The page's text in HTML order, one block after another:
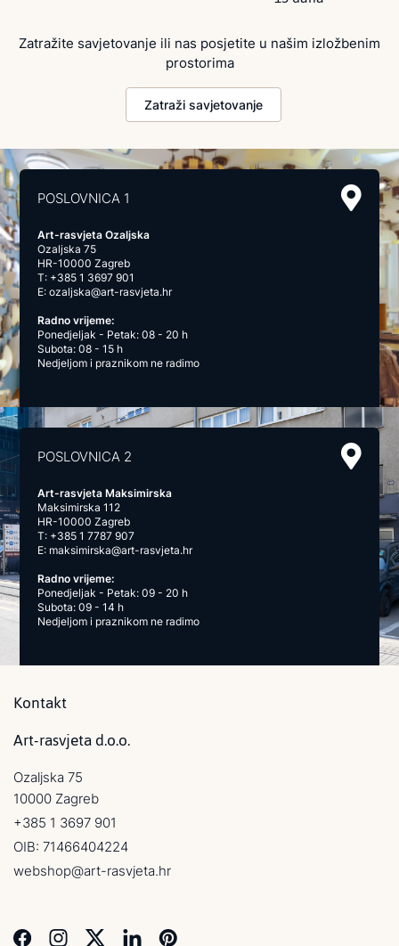
Zatražite savjetovanje ili nas posjetite u našim izložbenim
prostorima
Zatraži savjetovanje
POSLOVNICA 1
Art-rasvjeta Ozaljska
Ozaljska 75
HR-10000 Zagreb
T: +385 1 3697 901
E:ozaljska@art-rasvjeta.hr
Radno vrijeme:
Ponedjeljak - Petak: 08 - 20 h
Subota: 08 - 15 h
Nedjeljom i praznikom ne radimo
POSLOVNICA 2
Art-rasvjeta Maksimirska
Maksimirska 112
HR-10000 Zagreb
T: +385 1 7787 907
E: maksimirska@art-rasvjeta.hr
Radno vrijeme:
Ponedjeljak - Petak: 09 - 20 h
Subota: 09 - 14 h
Nedjeljom i praznikom ne radimo
Kontakt
Art-rasvjeta d.o.o.
Ozaljska 75
10000 Zagreb
+385 1 3697 901
OIB: 71466404224
webshop@art-rasvjeta.hr